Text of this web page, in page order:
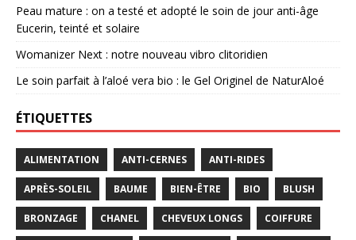
Peau mature : on a testé et adopté le soin de jour anti-âge
Eucerin, teinté et solaire
Womanizer Next : notre nouveau vibro clitoridien
Le soin parfait à l’aloé vera bio : le Gel Originel de NaturAloé
ÉTIQUETTES
ALIMENTATION ANTI-CERNES ANTI-RIDES
APRÈS-SOLEIL BAUME BIEN-ÊTRE BIO BLUSH
BRONZAGE CHANEL CHEVEUX LONGS COIFFURE